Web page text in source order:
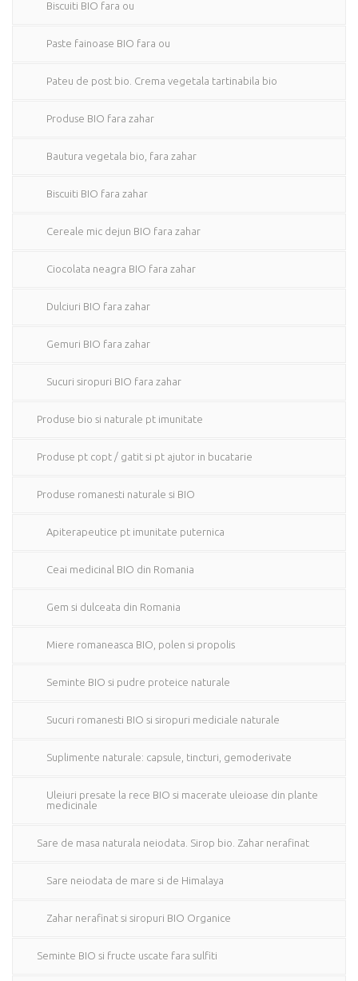
Biscuiti BIO fara ou
Paste fainoase BIO fara ou
Pateu de post bio. Crema vegetala tartinabila bio
Produse BIO fara zahar
Bautura vegetala bio, fara zahar
Biscuiti BIO fara zahar
Cereale mic dejun BIO fara zahar
Ciocolata neagra BIO fara zahar
Dulciuri BIO fara zahar
Gemuri BIO fara zahar
Sucuri siropuri BIO fara zahar
Produse bio si naturale pt imunitate
Produse pt copt / gatit si pt ajutor in bucatarie
Produse romanesti naturale si BIO
Apiterapeutice pt imunitate puternica
Ceai medicinal BIO din Romania
Gem si dulceata din Romania
Miere romaneasca BIO, polen si propolis
Seminte BIO si pudre proteice naturale
Sucuri romanesti BIO si siropuri mediciale naturale
Suplimente naturale: capsule, tincturi, gemoderivate
Uleiuri presate la rece BIO si macerate uleioase din plante
medicinale
Sare de masa naturala neiodata. Sirop bio. Zahar nerafinat
Sare neiodata de mare si de Himalaya
Zahar nerafinat si siropuri BIO Organice
Seminte BIO si fructe uscate fara sulfiti